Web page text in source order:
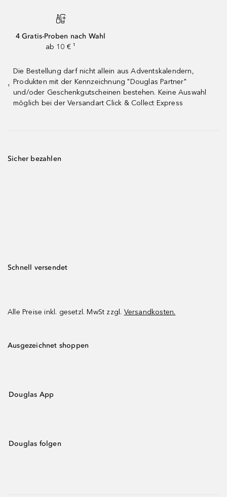
4 Gratis-Proben nach Wahl
ab 10 € ¹
¹
Die Bestellung darf nicht allein aus Adventskalendern,
Produkten mit der Kennzeichnung "Douglas Partner"
und/oder Geschenkgutscheinen bestehen. Keine Auswahl
möglich bei der Versandart Click & Collect Express
Sicher bezahlen
Schnell versendet
Alle Preise inkl. gesetzl. MwSt zzgl. Versandkosten.
Ausgezeichnet shoppen
Douglas App
Douglas folgen